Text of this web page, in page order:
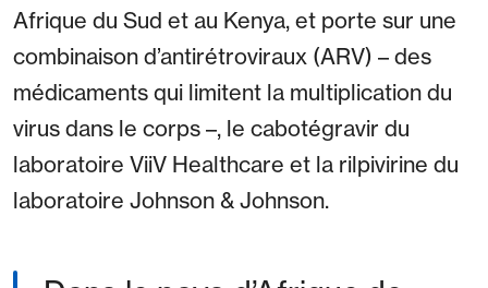
Afrique du Sud et au Kenya, et porte sur une
combinaison d’antirétroviraux (ARV) – des
médicaments qui limitent la multiplication du
virus dans le corps –, le cabotégravir du
laboratoire ViiV Healthcare et la rilpivirine du
laboratoire Johnson & Johnson.